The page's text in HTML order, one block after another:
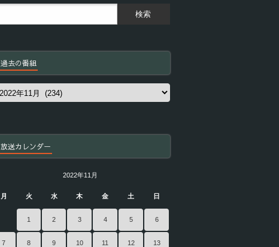
過去の番組
放送カレンダー
2022年11月
月 火 水 木 金 土 日
1 2 3 4 5 6
7 8 9 10 11 12 13